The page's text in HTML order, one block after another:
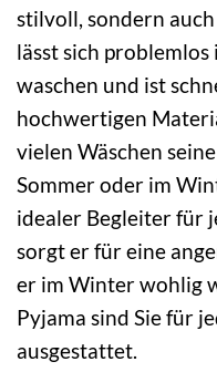
stilvoll, sondern
lässt sich
waschen und ist
hochwertigen
vielen Wäschen
Sommer oder im
idealer Begleiter für
sorgt er für eine
er im Winter wohlig
Pyjama sind Sie für
ausgestattet.